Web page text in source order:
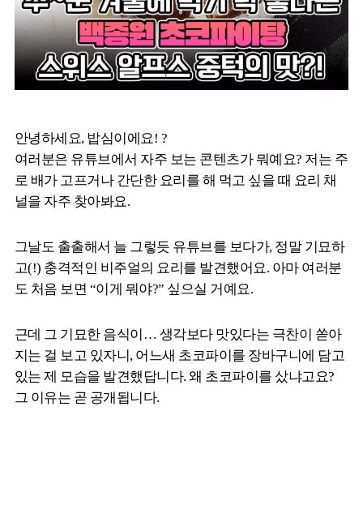
안녕하세요, 밥심이에요! ?
여러분은 유튜브에서 자주 보는 콘텐츠가 뭐예요? 저는 주
로 배가 고프거나 간단한 요리를 해 먹고 싶을 때 요리 채
널을 자주 찾아봐요.
그날도 출출해서 늘 그렇듯 유튜브를 보다가, 정말 기묘하
고(!) 충격적인 비주얼의 요리를 발견했어요. 아마 여러분
도 처음 보면 “이게 뭐야?” 싶으실 거예요.
근데 그 기묘한 음식이… 생각보다 맛있다는 극찬이 쏟아
지는 걸 보고 있자니, 어느새 초코파이를 장바구니에 담고
있는 제 모습을 발견했답니다. 왜 초코파이를 샀냐고요?
그 이유는 곧 공개됩니다.